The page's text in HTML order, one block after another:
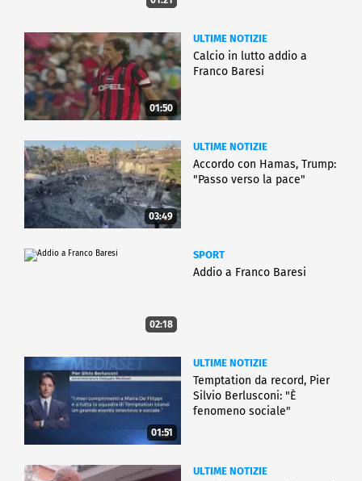
01:50
ULTIME NOTIZIE
Calcio in lutto addio a
Franco Baresi
03:49
ULTIME NOTIZIE
Accordo con Hamas, Trump:
"Passo verso la pace"
02:18
SPORT
Addio a Franco Baresi
01:51
ULTIME NOTIZIE
Temptation da record, Pier
Silvio Berlusconi: "È
fenomeno sociale"
ULTIME NOTIZIE